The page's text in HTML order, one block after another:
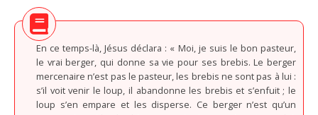
En ce temps-là, Jésus déclara : « Moi, je suis le bon pasteur,
le vrai berger, qui donne sa vie pour ses brebis. Le berger
mercenaire n’est pas le pasteur, les brebis ne sont pas à lui :
s’il voit venir le loup, il abandonne les brebis et s’enfuit ; le
loup s’en empare et les disperse. Ce berger n’est qu’un